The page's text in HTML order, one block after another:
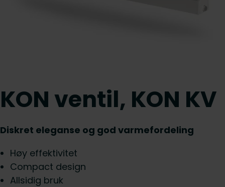
KON ventil, KON KV
Diskret eleganse og god varmefordeling
Høy effektivitet
Compact design
Allsidig bruk